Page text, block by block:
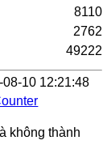
8110
2762
49222
10 12:21:48
không thành